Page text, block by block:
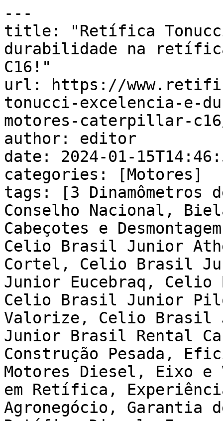
---
title: "Retífica
durabilidade na
C16!"
url: https://
tonucci-excelencia-e-
motores-caterpillar-
author: editor
date: 2024-01-
categories: [Motores]
tags: [3 Dinamômetros
Conselho Nacional,
Cabeçotes e
Celio Brasil Junior
Cortel, Celio Brasil
Junior Eucebraq,
Celio Brasil Junior
Valorize, Celio Brasil
Junior Brasil Rental
Construção Pesada,
Motores Diesel, Eixo e
em Retífica,
Agronegócio, Garantia